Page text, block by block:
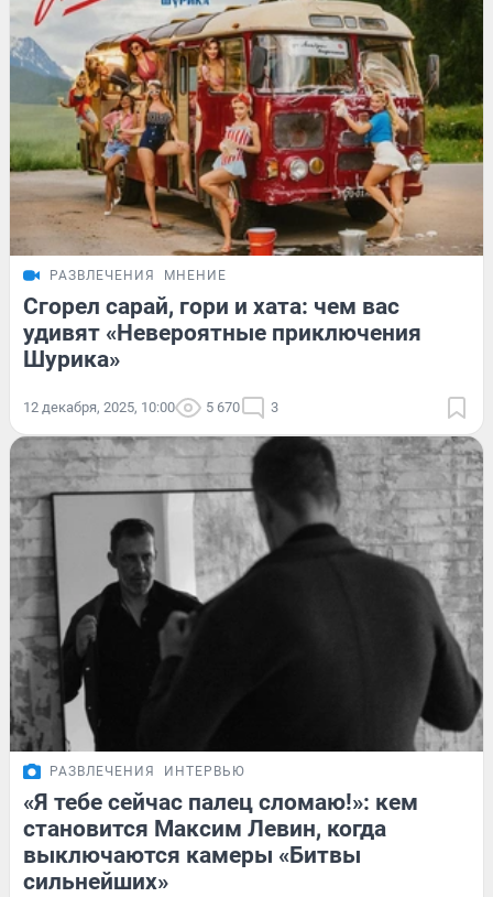
РАЗВЛЕЧЕНИЯ МНЕНИЕ
Сгорел сарай, гори и хата: чем вас
удивят «Невероятные приключения
Шурика»
12 декабря, 2025, 10:00 5 670 3
РАЗВЛЕЧЕНИЯ ИНТЕРВЬЮ
«Я тебе сейчас палец сломаю!»: кем
становится Максим Левин, когда
выключаются камеры «Битвы
сильнейших»